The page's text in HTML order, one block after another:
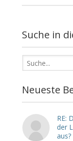
Suche in
Neueste
RE:
der
aus?